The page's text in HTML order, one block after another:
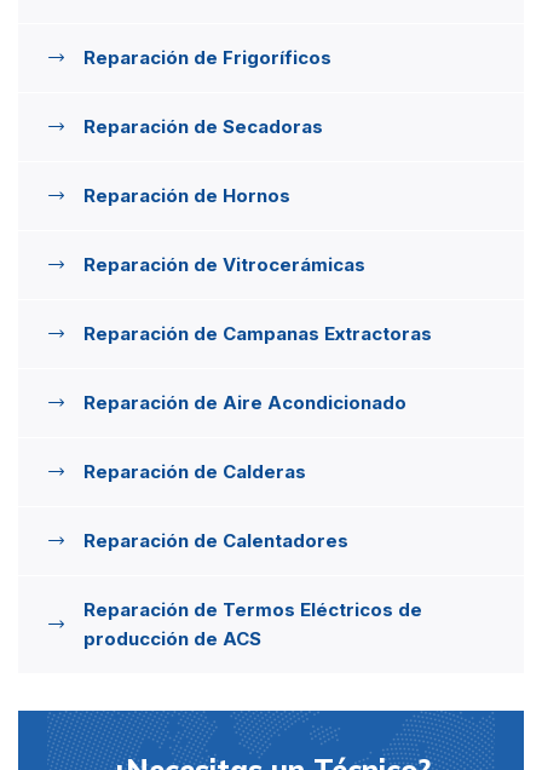
Reparación de Frigoríficos
Reparación de Secadoras
Reparación de Hornos
Reparación de Vitrocerámicas
Reparación de Campanas Extractoras
Reparación de Aire Acondicionado
Reparación de Calderas
Reparación de Calentadores
Reparación de Termos Eléctricos de
producción de ACS